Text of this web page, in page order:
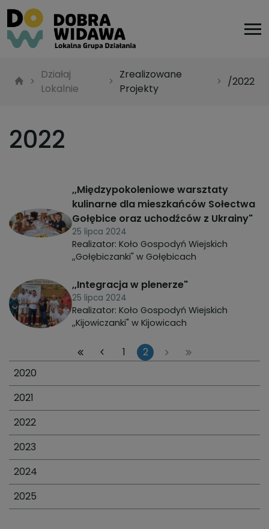
Działaj
Lokalnie
Zrealizowane
Projekty
/2022
2022
,,Międzypokoleniowe warsztaty
kulinarne dla mieszkańców Sołectwa
Gołębice oraz uchodźców z Ukrainy"
25 lipca 2024
Realizator: Koło Gospodyń Wiejskich
,,Gołębiczanki" w Gołębicach
,,Integracja w plenerze"
25 lipca 2024
Realizator: Koło Gospodyń Wiejskich
,,Kijowiczanki" w Kijowicach
1
2
2020
2021
2022
2023
2024
2025